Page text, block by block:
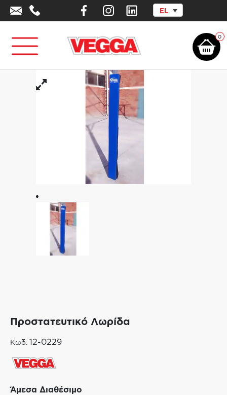
EL
0
Αρχική σελίδα Αθλητικά Είδη - Εξοπλισμός/Outlet/Προστατευτικά
Προστατευτικό Λωρίδα
Κωδ. 12-0229
Άμεσα Διαθέσιμο